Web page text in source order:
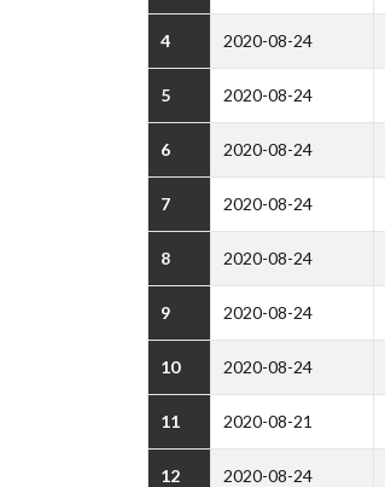
4 2020-08-24
5 2020-08-24
6 2020-08-24
7 2020-08-24
8 2020-08-24
9 2020-08-24
10 2020-08-24
11 2020-08-21
12 2020-08-24